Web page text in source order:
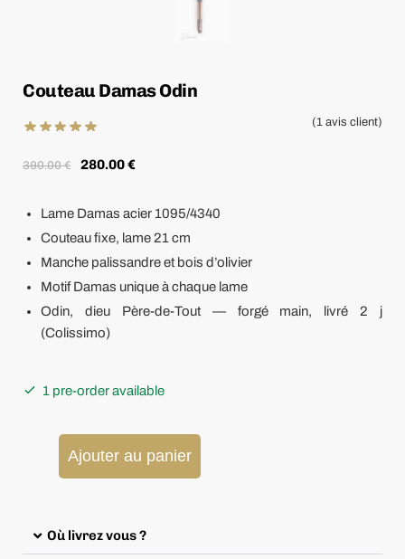
Couteau Damas Odin
(1 avis client)
390.00€ 280.00€
Lame Damas acier 1095/4340
Couteau fixe, lame 21 cm
Manche palissandre et bois d’olivier
Motif Damas unique à chaque lame
Odin, dieu Père-de-Tout — forgé main, livré 2 j
(Colissimo)
1 pre-order available
Ajouter au panier
Où livrez vous ?